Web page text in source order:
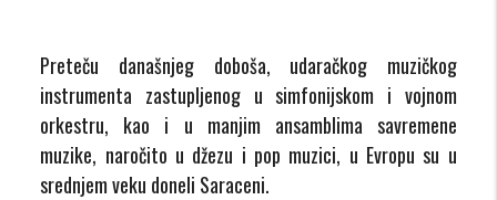
Preteču današnjeg doboša, udaračkog muzičkog
instrumenta zastupljenog u simfonijskom i vojnom
orkestru, kao i u manjim ansamblima savremene
muzike, naročito u džezu i pop muzici, u Evropu su u
srednjem veku doneli Saraceni.